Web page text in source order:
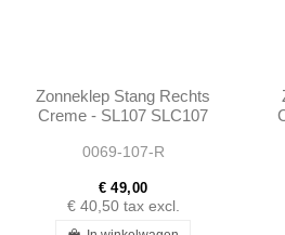
Zonneklep Stang Rechts
Creme - SL107 SLC107
0069-107-R
€ 49,00
€ 40,50 tax excl.